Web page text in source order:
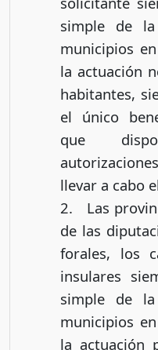
simple de
municipios
la actuación
habitantes,
el único
que
llevar a cabo
2. Las
de las
forales, los
insulares
simple de
municipios
la actuación